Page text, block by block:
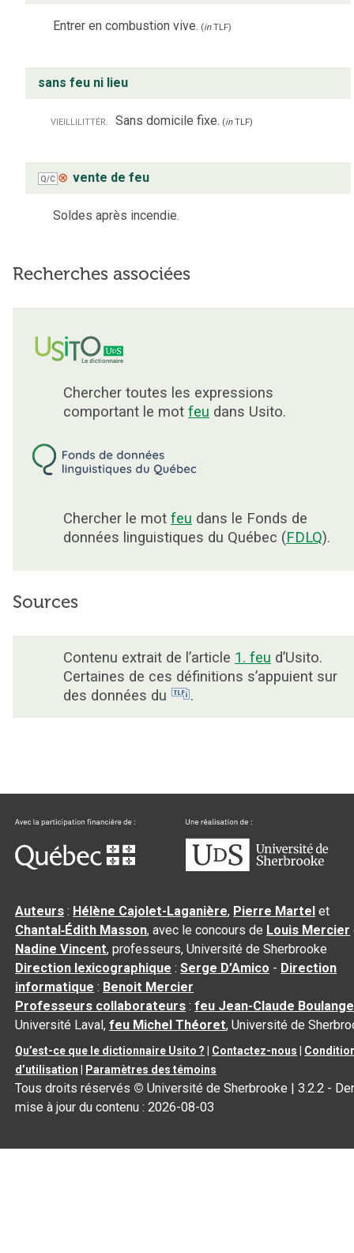
Entrer en combustion vive. (inTLF)
sans feu ni lieu
vieillilittér. Sans domicile fixe. (inTLF)
Q/C ⊗ vente de feu
Soldes après incendie.
Recherches associées
Chercher toutes les expressions
comportant le mot feu dans Usito.
Chercher le mot feu dans le Fonds de
données linguistiques du Québec (FDLQ).
Sources
Contenu extrait de l’article 1. feu d’Usito.
Certaines de ces définitions s’appuient sur
des données du
.
Auteurs : Hélène Cajolet-Laganière, Pierre Martel et
Chantal‑Édith Masson, avec le concours de Louis Mercier
Nadine Vincent, professeurs, Université de Sherbrooke
Direction lexicographique :Serge D’Amico - Direction
informatique : Benoit Mercier
Professeurs collaborateurs :feu Jean-Claude
Université Laval,feu Michel Théoret, Université de
Qu’est-ce que le dictionnaire Usito ? Contactez-nous
d’utilisation
Paramètres des témoins
Tous droits réservés © Université de Sherbrooke |3.2.2 -
mise à jour du contenu :2026-08-03